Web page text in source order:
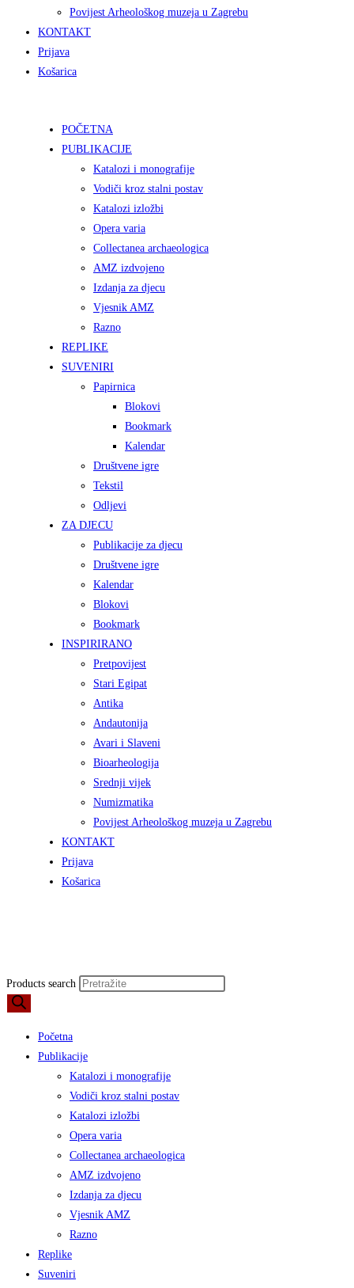
Povijest Arheološkog muzeja u Zagrebu
KONTAKT
Prijava
Košarica
POČETNA
PUBLIKACIJE
Katalozi i monografije
Vodiči kroz stalni postav
Katalozi izložbi
Opera varia
Collectanea archaeologica
AMZ izdvojeno
Izdanja za djecu
Vjesnik AMZ
Razno
REPLIKE
SUVENIRI
Papirnica
Blokovi
Bookmark
Kalendar
Društvene igre
Tekstil
Odljevi
ZA DJECU
Publikacije za djecu
Društvene igre
Kalendar
Blokovi
Bookmark
INSPIRIRANO
Pretpovijest
Stari Egipat
Antika
Andautonija
Avari i Slaveni
Bioarheologija
Srednji vijek
Numizmatika
Povijest Arheološkog muzeja u Zagrebu
KONTAKT
Prijava
Košarica
Products search
Početna
Publikacije
Katalozi i monografije
Vodiči kroz stalni postav
Katalozi izložbi
Opera varia
Collectanea archaeologica
AMZ izdvojeno
Izdanja za djecu
Vjesnik AMZ
Razno
Replike
Suveniri